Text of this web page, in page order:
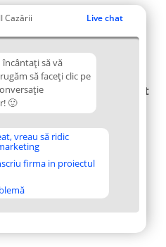
Cazării Live chat
să vă
să faceți clic pe
🙂
vreau să ridic
firma in proiectul
Plebiscyt
Tuturor
Laureaților
Reguli
confidențialitate
Contact